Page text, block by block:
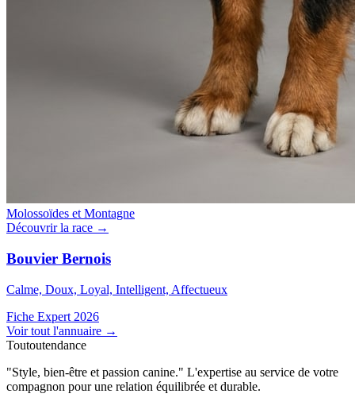
Molossoïdes et Montagne
Découvrir la race →
Bouvier Bernois
Calme, Doux, Loyal, Intelligent, Affectueux
Fiche Expert 2026
Voir tout l'annuaire →
Toutoutendance
"Style, bien-être et passion canine." L'expertise au service de votre
compagnon pour une relation équilibrée et durable.